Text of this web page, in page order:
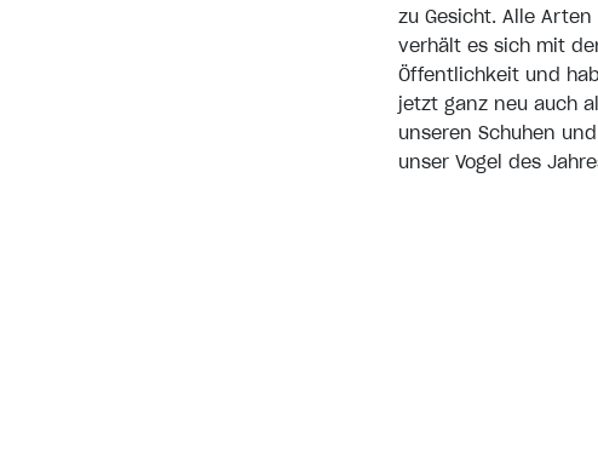
zu Gesicht. Alle
verhält es sich mit
Öffentlichkeit und
jetzt ganz neu auch
unseren Schuhen
unser Vogel des